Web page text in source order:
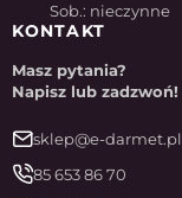
Sob.: nieczynne
KONTAKT
Masz pytania?
Napisz lub zadzwoń!
sklep@e-darmet.pl
85 653 86 70